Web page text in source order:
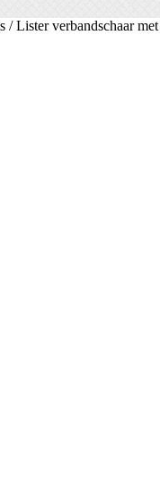
/ Lister verbandschaar